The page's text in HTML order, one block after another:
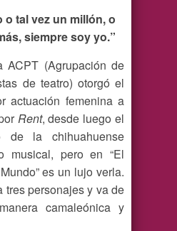
o tal vez un millón, o
siempre soy yo.”
ACPT (Agrupación de
de teatro) otorgó el
actuación femenina a
Rent, desde luego el
de la chihuahuense
musical, pero en “El
es un lujo verla.
tres personajes y va de
camaleónica y